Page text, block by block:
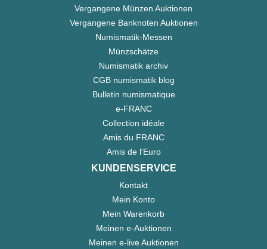
Vergangene Münzen Auktionen
Vergangene Banknoten Auktionen
Numismatik-Messen
Münzschätze
Numismatik archiv
CGB numismatik blog
Bulletin numismatique
e-FRANC
Collection idéale
Amis du FRANC
Amis de l'Euro
KUNDENSERVICE
Kontakt
Mein Konto
Mein Warenkorb
Meinen e-Auktionen
Meinen e-live Auktionen